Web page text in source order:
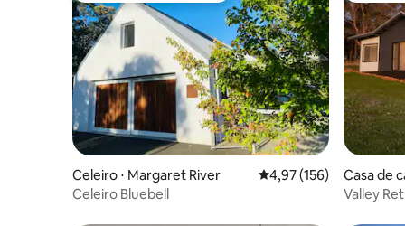
Celeiro ⋅ Margaret River 4,97 de uma avaliação
4,97 (156)
Celeiro Bluebell
Casa de
p
Valley